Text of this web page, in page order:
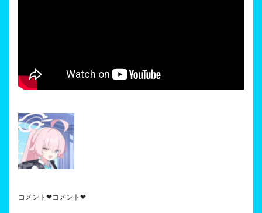
コメント❤コメント❤